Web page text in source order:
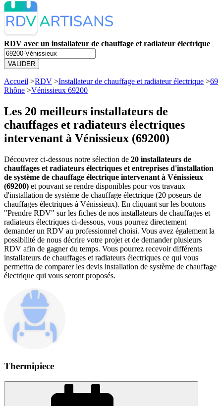
RDV avec un installateur de chauffage et radiateur électrique
VALIDER
Accueil >RDV >Installateur de chauffage et radiateur électrique >69
Rhône >Vénissieux 69200
Les 20 meilleurs installateurs de
chauffages et radiateurs électriques
intervenant à Vénissieux (69200)
Découvrez ci-dessous notre sélection de 20 installateurs de
chauffages et radiateurs électriques et entreprises d'installation
de système de chauffage électrique intervenant à Vénissieux
(69200) et pouvant se rendre disponibles pour vos travaux
d'installation de système de chauffage électrique (20 poseurs de
chauffages électriques à Vénissieux). En cliquant sur les boutons
"Prendre RDV" sur les fiches de nos installateurs de chauffages et
radiateurs électriques ci-dessous, vous pourrez directement
demander un RDV au professionnel choisi. Vous avez également la
possibilité de nous décrire votre projet et de demander plusieurs
RDV afin de gagner du temps. Vous pourrez recevoir différents
installateurs de chauffages et radiateurs électriques ce qui vous
permettra de comparer les devis installation de système de chauffage
électrique qui vous seront proposés.
Thermipiece